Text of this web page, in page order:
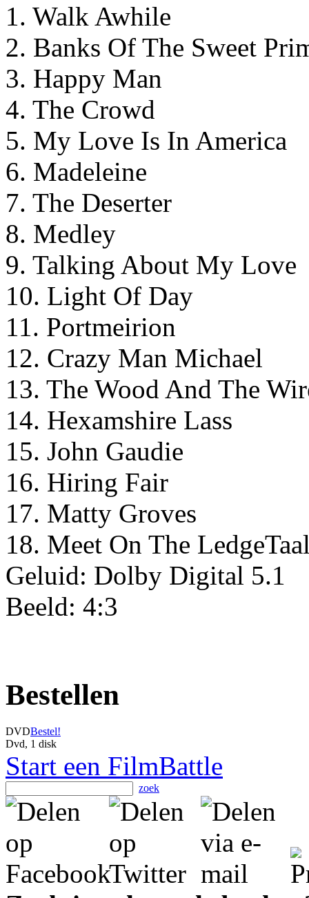
1. Walk Awhile
2. Banks Of The Sweet
3. Happy Man
4. The Crowd
5. My Love Is In America
6. Madeleine
7. The Deserter
8. Medley
9. Talking About My Love
10. Light Of Day
11. Portmeirion
12. Crazy Man Michael
13. The Wood And The
14. Hexamshire Lass
15. John Gaudie
16. Hiring Fair
17. Matty Groves
18. Meet On The
Geluid: Dolby Digital 5.1
Beeld: 4:3
Bestellen
DVDBestel!
Dvd, 1 disk
Start een FilmBattle
zoek